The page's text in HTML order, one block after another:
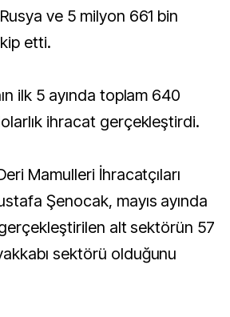
ve 5 milyon 661 bin
etti.
ilk 5 ayında toplam 640
ihracat gerçekleştirdi.
Mamulleri İhracatçıları
Şenocak, mayıs ayında
alt sektörün 57
sektörü olduğunu